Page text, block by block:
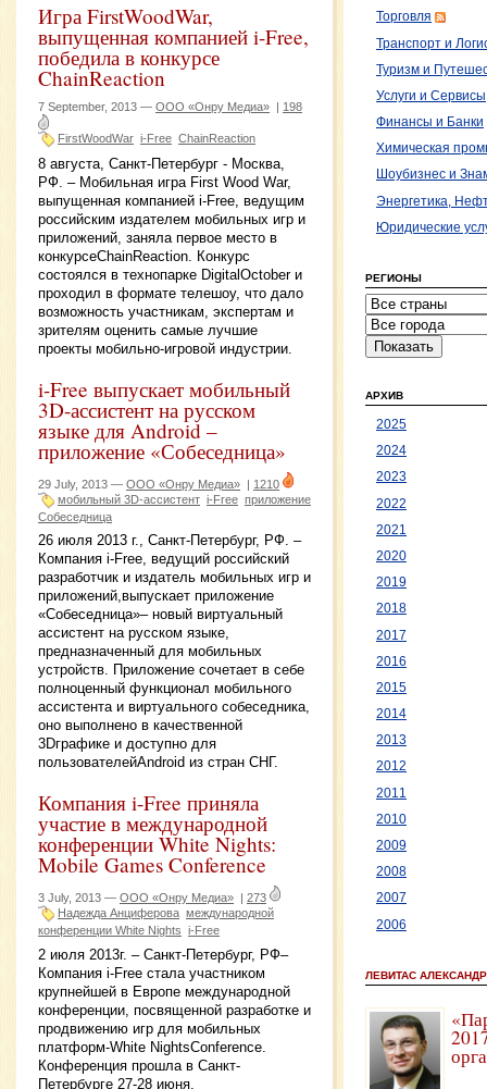
Игра FirstWoodWar,
выпущенная компанией i-Free,
победила в конкурсе
ChainReaction
7 September, 2013 — ООО «Онру Медиа» | 198
FirstWoodWar i-Free ChainReaction
8 августа, Санкт-Петербург - Москва,
РФ. – Мобильная игра First Wood War,
выпущенная компанией i-Free, ведущим
российским издателем мобильных игр и
приложений, заняла первое место в
конкурсеChainReaction. Конкурс
состоялся в технопарке DigitalOctober и
проходил в формате телешоу, что дало
возможность участникам, экспертам и
зрителям оценить самые лучшие
проекты мобильно-игровой индустрии.
i-Free выпускает мобильный
3D-ассистент на русском
языке для Android –
приложение «Собеседница»
29 July, 2013 — ООО «Онру Медиа» | 1210
мобильный 3D-ассистент i-Free приложение
Собеседница
26 июля 2013 г., Санкт-Петербург, РФ. –
Компания i-Free, ведущий российский
разработчик и издатель мобильных игр и
приложений,выпускает приложение
«Собеседница»– новый виртуальный
ассистент на русском языке,
предназначенный для мобильных
устройств. Приложение сочетает в себе
полноценный функционал мобильного
ассистента и виртуального собеседника,
оно выполнено в качественной
3Dграфике и доступно для
пользователейAndroid из стран СНГ.
Компания i-Free приняла
участие в международной
конференции White Nights:
Mobile Games Conference
3 July, 2013 — ООО «Онру Медиа» | 273
Надежда Анциферова международной
конференции White Nights i-Free
2 июля 2013г. – Санкт-Петербург, РФ–
Компания i-Free стала участником
крупнейшей в Европе международной
конференции, посвященной разработке и
продвижению игр для мобильных
платформ-White NightsConference.
Конференция прошла в Санкт-
Петербурге 27-28 июня.
Торговля
Транспорт и
Туризм и
Услуги и Сервисы
Финансы и Банки
Химическая
Шоубизнес и
Энергетика,
Юридические
РЕГИОНЫ
АРХИВ
2025
2024
2023
2022
2021
2020
2019
2018
2017
2016
2015
2014
2013
2012
2011
2010
2009
2008
2007
2006
ЛЕВИТАС АЛЕКСАНДР